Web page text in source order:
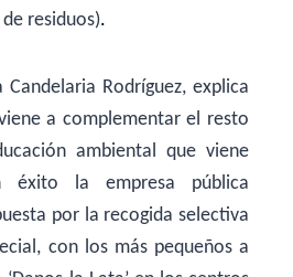
residuos).
Rodríguez, explica
a complementar el resto
ambiental que viene
éxito la empresa pública
por la recogida selectiva
con los más pequeños a